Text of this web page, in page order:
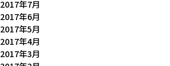
2017年7月
2017年6月
2017年5月
2017年4月
2017年3月